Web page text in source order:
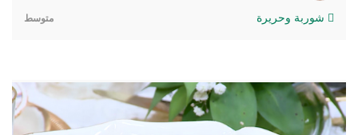
شوربة وحريرة متوسط